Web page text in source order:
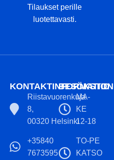
Tilaukset perille
luotettavasti.
KONTAKTINFORMATION
Riistavuorenkuja
8,
00320 Helsinki
+35840
7673595
BESÖKSTID
MA-
KE
12-18
TO-PE
KATSO